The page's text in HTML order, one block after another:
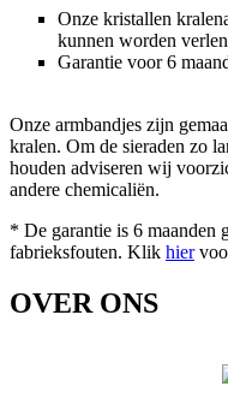
Onze kristallen
kunnen worden
Garantie voor 6
Onze armbandjes zijn
kralen. Om de sieraden zo
houden adviseren wij
andere chemicaliën.
* De garantie is 6 maanden
fabrieksfouten. Klik hier
OVER ONS